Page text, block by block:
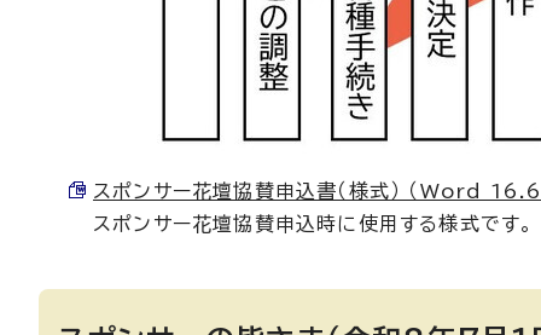
スポンサー花壇協賛申込書（様式） （Word
スポンサー花壇協賛申込時に使用する様式です。